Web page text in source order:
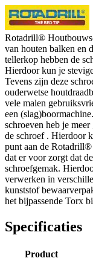
Rotadrill®
van houten balken en
tellerkop hebben de
Hierdoor kun je
Tevens zijn deze
ouderwetse
vele malen
een
schroeven heb je
de schroef . Hierdoor
punt aan de Rotadrill®
dat er voor zorgt dat
schroefgemak.
verwerken in
kunststof
het bijpassende Torx
Specificaties
Product